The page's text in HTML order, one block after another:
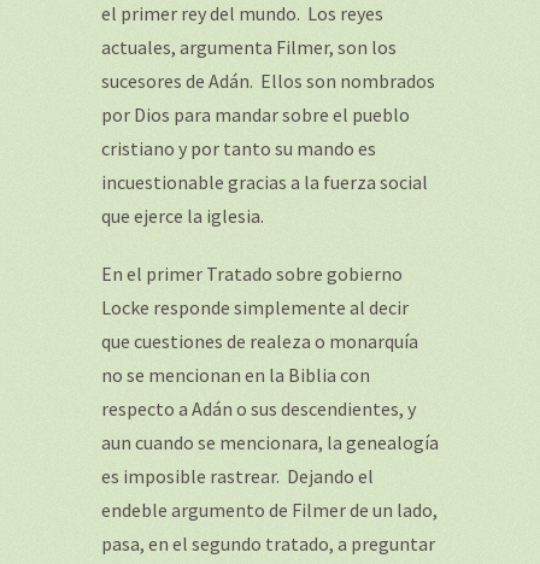
el primer rey del mundo. Los reyes
actuales, argumenta Filmer, son los
sucesores de Adán. Ellos son nombrados
por Dios para mandar sobre el pueblo
cristiano y por tanto su mando es
incuestionable gracias a la fuerza social
que ejerce la iglesia.
En el primer Tratado sobre gobierno
Locke responde simplemente al decir
que cuestiones de realeza o monarquía
no se mencionan en la Biblia con
respecto a Adán o sus descendientes, y
aun cuando se mencionara, la genealogía
es imposible rastrear. Dejando el
endeble argumento de Filmer de un lado,
pasa, en el segundo tratado, a preguntar